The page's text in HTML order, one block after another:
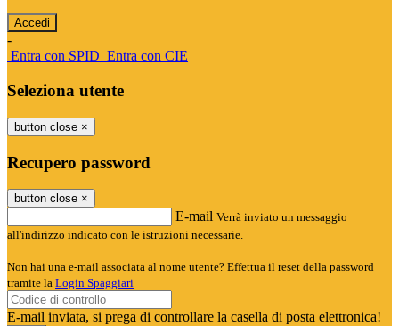
-
Entra con SPID Entra con CIE
Seleziona utente
button close ×
Recupero password
button close ×
E-mail Verrà inviato un messaggio
all'indirizzo indicato con le istruzioni necessarie.
Non hai una e-mail associata al nome utente? Effettua il reset della password
tramite la Login Spaggiari
E-mail inviata, si prega di controllare la casella di posta elettronica!